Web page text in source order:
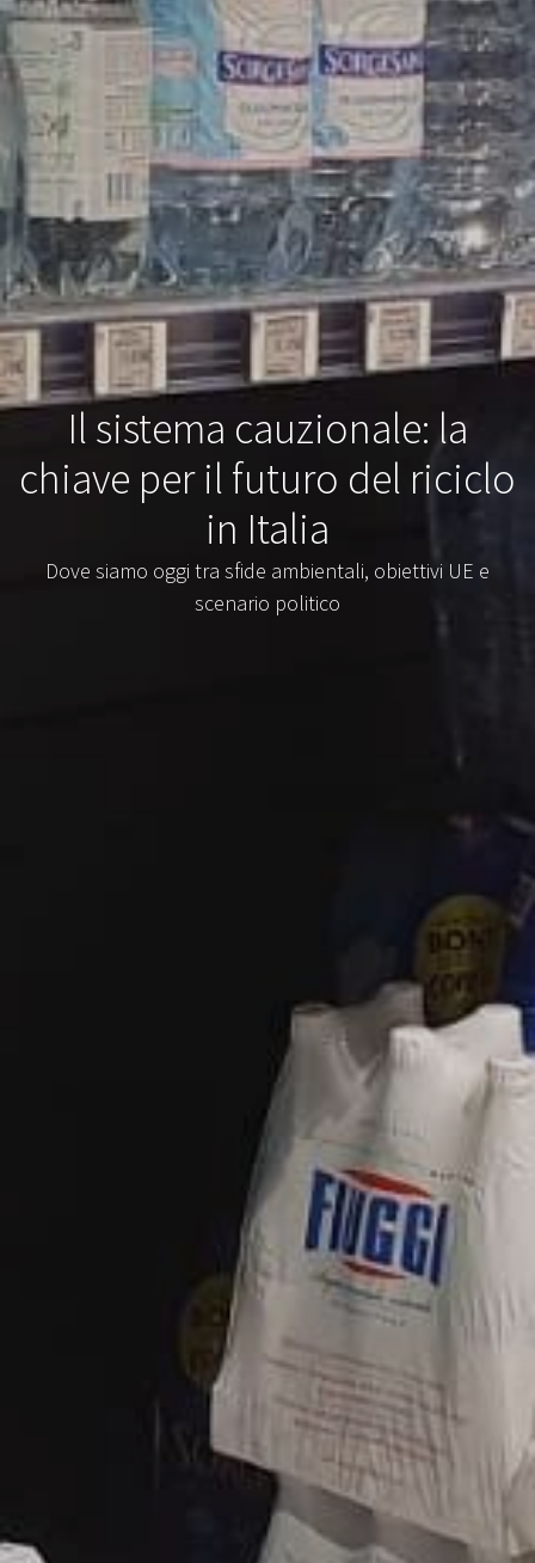
Il sistema cauzionale: la
chiave per il futuro del riciclo
in Italia
Dove siamo oggi tra sfide ambientali, obiettivi UE e
scenario politico